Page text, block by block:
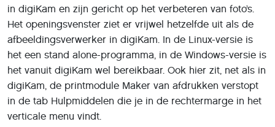
in digiKam en zijn gericht op het verbeteren van foto’s.
Het openingsvenster ziet er vrijwel hetzelfde uit als de
afbeeldingsverwerker in digiKam. In de Linux-versie is
het een stand alone-programma, in de Windows-versie is
het vanuit digiKam wel bereikbaar. Ook hier zit, net als in
digiKam, de printmodule Maker van afdrukken verstopt
in de tab Hulpmiddelen die je in de rechtermarge in het
verticale menu vindt.